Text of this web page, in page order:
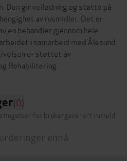
Den gir veiledning og støtte på
av rusmidler. Det er
en behandler gjennom hele
i samarbeid med Ålesund
er støttet av
(0)
for brukergenerert innhold
ennå